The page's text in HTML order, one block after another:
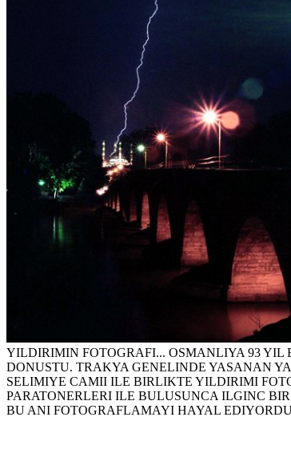
YILDIRIMIN FOTOGRAFI... OSMANLIYA 93
DONUSTU. TRAKYA GENELINDE YASANAN
SELIMIYE CAMII ILE BIRLIKTE YILDIRIMI
PARATONERLERI ILE BULUSUNCA ILGINC
BU ANI FOTOGRAFLAMAYI HAYAL